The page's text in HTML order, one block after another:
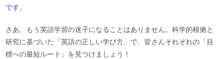
です。
さあ、もう英語学習の迷子になることはありません。科学的根拠と
研究に基づいた「英語の正しい学び方」で、皆さんそれぞれの「目
標への最短ルート」を見つけましょう！